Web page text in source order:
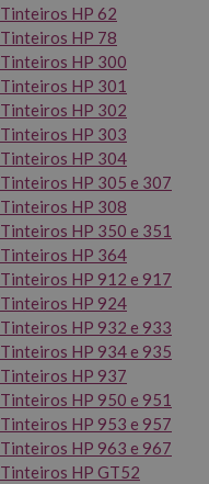
Tinteiros HP 62
Tinteiros HP 78
Tinteiros HP 300
Tinteiros HP 301
Tinteiros HP 302
Tinteiros HP 303
Tinteiros HP 304
Tinteiros HP 305 e 307
Tinteiros HP 308
Tinteiros HP 350 e 351
Tinteiros HP 364
Tinteiros HP 912 e 917
Tinteiros HP 924
Tinteiros HP 932 e 933
Tinteiros HP 934 e 935
Tinteiros HP 937
Tinteiros HP 950 e 951
Tinteiros HP 953 e 957
Tinteiros HP 963 e 967
Tinteiros HP GT52